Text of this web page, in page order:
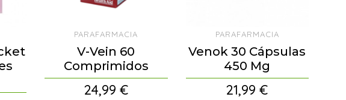
PARAFARMACIA
V-Vein 60
Comprimidos
Precio
24,99 €
PARAFARMACIA
Venok 30 Cápsulas
450 Mg
Precio
21,99 €